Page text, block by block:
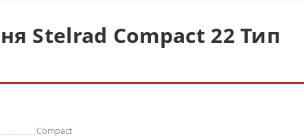
Stelrad Compact 22 Тип
Compact